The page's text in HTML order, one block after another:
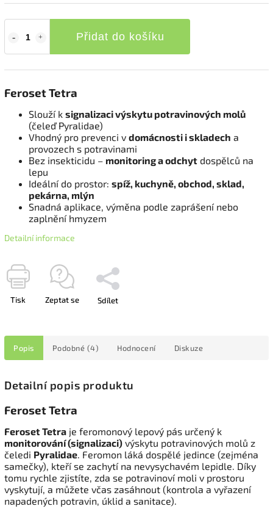
Přidat do košíku
Feroset Tetra
Slouží k signalizaci výskytu potravinových molů
(čeleď Pyralidae)
Vhodný pro prevenci v domácnosti i skladech a
provozech s potravinami
Bez insekticidu – monitoring a odchyt dospělců na
lepu
Ideální do prostor: spíž, kuchyně, obchod, sklad,
pekárna, mlýn
Snadná aplikace, výměna podle zaprášení nebo
zaplnění hmyzem
Detailní informace
Tisk Zeptat se Sdílet
Popis Podobné (4) Hodnocení Diskuze
Detailní popis produktu
Feroset Tetra
Feroset Tetra je feromonový lepový pás určený k
monitorování (signalizaci) výskytu potravinových molů z
čeledi Pyralidae. Feromon láká dospělé jedince (zejména
samečky), kteří se zachytí na nevysychavém lepidle. Díky
tomu rychle zjistíte, zda se potravinoví moli v prostoru
vyskytují, a můžete včas zasáhnout (kontrola a vyřazení
napadených potravin, úklid a sanitace).